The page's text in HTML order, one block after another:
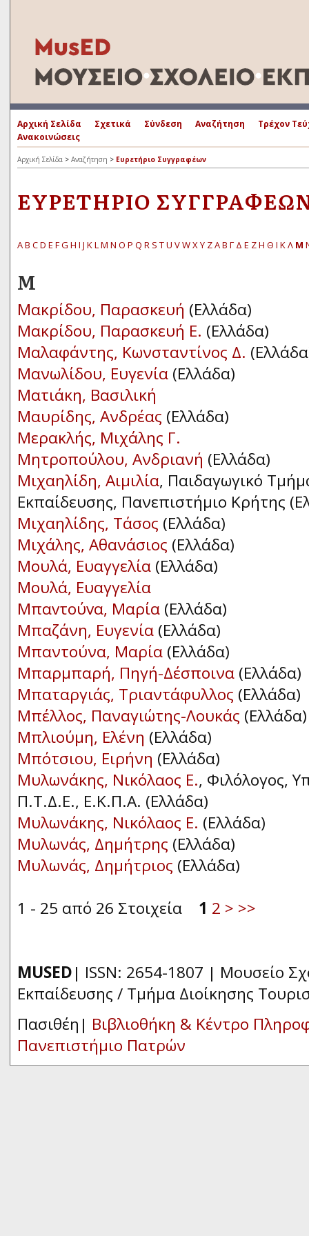
Αρχική Σελίδα Σχετικά Σύνδεση Αναζήτηση
Τρέχον
Ανακοινώσεις
Αρχική Σελίδα > Αναζήτηση > Ευρετήριο Συγγραφέων
ΕΥΡΕΤΉΡΙΟ
AB CD E FG H I J KLM N O P Q R S TU VWXY ZΑΒ Γ Δ Ε ΖΗ Θ Ι ΚΛ Μ
Μ
Μακρίδου, Παρασκευή (Ελλάδα)
Μακρίδου, Παρασκευή Ε. (Ελλάδα)
Μαλαφάντης, Κωνσταντίνος Δ.
Μανωλίδου, Ευγενία (Ελλάδα)
Ματιάκη, Βασιλική
Μαυρίδης, Ανδρέας (Ελλάδα)
Μερακλής, Μιχάλης Γ.
Μητροπούλου, Ανδριανή (Ελλάδα)
Μιχαηλίδη, Αιμιλία, Παιδαγωγικό
Εκπαίδευσης, Πανεπιστήμιο Κρήτης
Μιχαηλίδης, Τάσος (Ελλάδα)
Μιχάλης, Αθανάσιος (Ελλάδα)
Μουλά, Ευαγγελία (Ελλάδα)
Μουλά, Ευαγγελία
Μπαvτούvα, Μαρία (Ελλάδα)
Μπαζάνη, Ευγενία (Ελλάδα)
Μπαντούνα, Μαρία (Ελλάδα)
Μπαρμπαρή, Πηγή-Δέσποινα (Ελλάδα)
Μπαταργιάς, Τριαντάφυλλος (Ελλάδα)
Μπέλλος, Παναγιώτης-Λουκάς (Ελλάδα)
Μπλιούμη, Ελένη (Ελλάδα)
Μπότσιου, Ειρήνη (Ελλάδα)
Μυλωνάκης, Νικόλαος Ε., Φιλόλογος,
Π.Τ.Δ.Ε., Ε.Κ.Π.Α. (Ελλάδα)
Μυλωνάκης, Νικόλαος Ε. (Ελλάδα)
Μυλωνάς, Δημήτρης (Ελλάδα)
Μυλωνάς, Δημήτριος (Ελλάδα)
1 - 25 από 26 Στοιχεία 1 2 > >>
MUSED| ISSN: 2654-1807 | Μουσείο
Εκπαίδευσης / Τμήμα Διοίκησης
Πασιθέη| Βιβλιοθήκη & Κέντρο
Πανεπιστήμιο Πατρών